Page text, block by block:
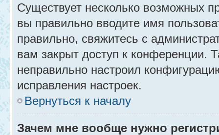
Существует несколько возможных
вы правильно вводите имя
правильно, свяжитесь с
вам закрыт доступ к конференции.
неправильно настроил
исправления настроек.
Вернуться к началу
Зачем мне вообще нужно